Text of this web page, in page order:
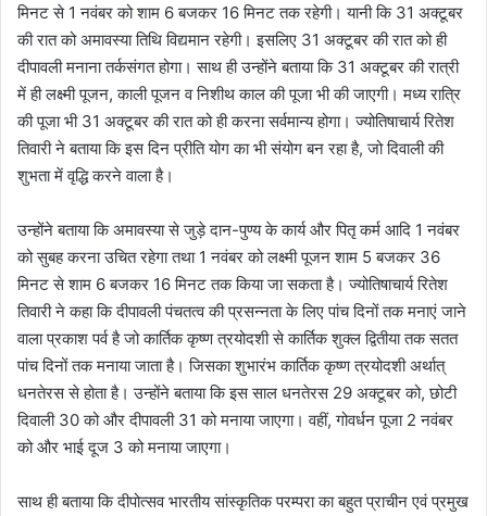
मिनट से 1 नवंबर को शाम 6 बजकर 16 मिनट तक रहेगी। यानी कि 31 अक्टूबर
की रात को अमावस्या तिथि विद्यमान रहेगी। इसलिए 31 अक्टूबर की रात को ही
दीपावली मनाना तर्कसंगत होगा। साथ ही उन्होंने बताया कि 31 अक्टूबर की रात्री
में ही लक्ष्मी पूजन, काली पूजन व निशीथ काल की पूजा भी की जाएगी। मध्य रात्रि
की पूजा भी 31 अक्टूबर की रात को ही करना सर्वमान्य होगा। ज्योतिषाचार्य रितेश
तिवारी ने बताया कि इस दिन प्रीति योग का भी संयोग बन रहा है, जो दिवाली की
शुभता में वृद्धि करने वाला है।
उन्होंने बताया कि अमावस्या से जुड़े दान-पुण्य के कार्य और पितृ कर्म आदि 1 नवंबर
को सुबह करना उचित रहेगा तथा 1 नवंबर को लक्ष्मी पूजन शाम 5 बजकर 36
मिनट से शाम 6 बजकर 16 मिनट तक किया जा सकता है। ज्योतिषाचार्य रितेश
तिवारी ने कहा कि दीपावली पंचतत्व की प्रसन्नता के लिए पांच दिनों तक मनाएं जाने
वाला प्रकाश पर्व है जो कार्तिक कृष्ण त्रयोदशी से कार्तिक शुक्ल द्वितीया तक सतत
पांच दिनों तक मनाया जाता है। जिसका शुभारंभ कार्तिक कृष्ण त्रयोदशी अर्थात्
धनतेरस से होता है। उन्होंने बताया कि इस साल धनतेरस 29 अक्टूबर को, छोटी
दिवाली 30 को और दीपावली 31 को मनाया जाएगा। वहीं, गोवर्धन पूजा 2 नवंबर
को और भाई दूज 3 को मनाया जाएगा।
साथ ही बताया कि दीपोत्सव भारतीय सांस्कृतिक परम्परा का बहुत प्राचीन एवं प्रमुख